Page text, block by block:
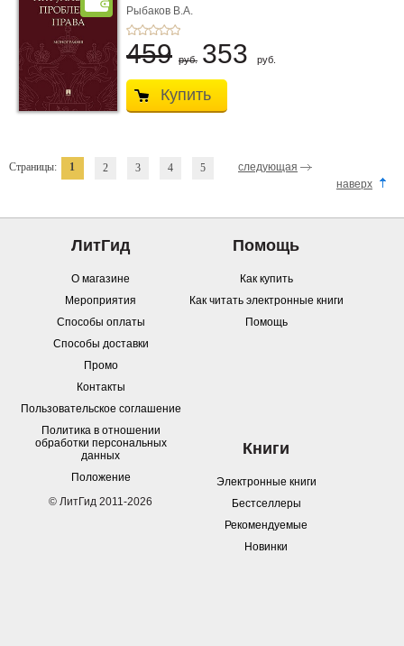
Рыбаков В.А.
459 руб. 353 руб.
Купить
Страницы: 1 2 3 4 5
следующая
наверх
ЛитГид
О магазине
Мероприятия
Способы оплаты
Способы доставки
Промо
Контакты
Пользовательское соглашение
Политика в отношении
обработки персональных
данных
Положение
© ЛитГид 2011-2026
Помощь
Как купить
Как читать электронные книги
Помощь
Книги
Электронные книги
Бестселлеры
Рекомендуемые
Новинки